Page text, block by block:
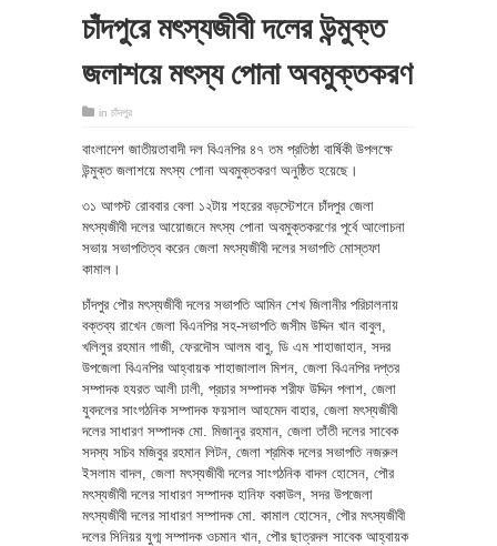
চাঁদপুরে মৎস্যজীবী দলের উন্মুক্ত
জলাশয়ে মৎস্য পোনা অবমুক্তকরণ
in চাঁদপুর
বাংলাদেশ জাতীয়তাবাদী দল বিএনপির ৪৭ তম প্রতিষ্ঠা বার্ষিকী উপলক্ষে
উন্মুক্ত জলাশয়ে মৎস্য পোনা অবমুক্তকরণ অনুষ্ঠিত হয়েছে।
৩১ আগস্ট রোববার বেলা ১২টায় শহরের বড়স্টেশনে চাঁদপুর জেলা
মৎস্যজীবী দলের আয়োজনে মৎস্য পোনা অবমুক্তকরণের পূর্বে আলোচনা
সভায় সভাপতিত্ব করেন জেলা মৎস্যজীবী দলের সভাপতি মোস্তফা
কামাল।
চাঁদপুর পৌর মৎস্যজীবী দলের সভাপতি আমিন শেখ জিলানীর পরিচালনায়
বক্তব্য রাখেন জেলা বিএনপির সহ-সভাপতি জসীম উদ্দিন খান বাবুল,
খলিলুর রহমান গাজী, ফেরদৌস আলম বাবু, ডি এম শাহাজাহান, সদর
উপজেলা বিএনপির আহ্বায়ক শাহাজালাল মিশন, জেলা বিএনপির দপ্তর
সম্পাদক হযরত আলী ঢালী, প্রচার সম্পাদক শরীফ উদ্দিন পলাশ, জেলা
যুবদলের সাংগঠনিক সম্পাদক ফয়সাল আহমেদ বাহার, জেলা মৎস্যজীবী
দলের সাধারণ সম্পাদক মো. মিজানুর রহমান, জেলা তাঁতী দলের সাবেক
সদস্য সচিব মজিবুর রহমান লিটন, জেলা শ্রমিক দলের সভাপতি নজরুল
ইসলাম বাদল, জেলা মৎস্যজীবী দলের সাংগঠনিক বাদল হোসেন, পৌর
মৎস্যজীবী দলের সাধারণ সম্পাদক হানিফ বকাউল, সদর উপজেলা
মৎস্যজীবী দলের সাধারণ সম্পাদক মো. কামাল হোসেন, পৌর মৎস্যজীবী
দলের সিনিয়র যুগ্ম সম্পাদক ওচমান খান, পৌর ছাত্রদল সাবেক আহ্বায়ক